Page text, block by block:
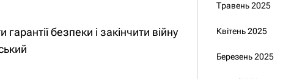
безпеки і закінчити війну
Травень 2025
Квітень 2025
Березень 2025